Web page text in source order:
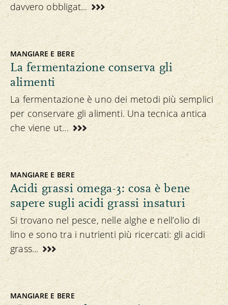
davvero obbligat...
MANGIARE E BERE
La fermentazione conserva gli
alimenti
La fermentazione è uno dei metodi più semplici
per conservare gli alimenti. Una tecnica antica
che viene ut...
MANGIARE E BERE
Acidi grassi omega-3: cosa è bene
sapere sugli acidi grassi insaturi
Si trovano nel pesce, nelle alghe e nell’olio di
lino e sono tra i nutrienti più ricercati: gli acidi
grass...
MANGIARE E BERE